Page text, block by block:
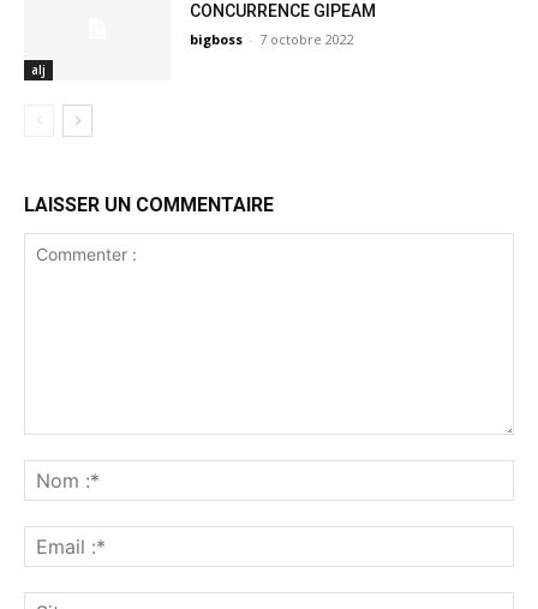
alj
CONCURRENCE GIPEAM
bigboss - 7 octobre 2022
LAISSER UN COMMENTAIRE
:*
:*